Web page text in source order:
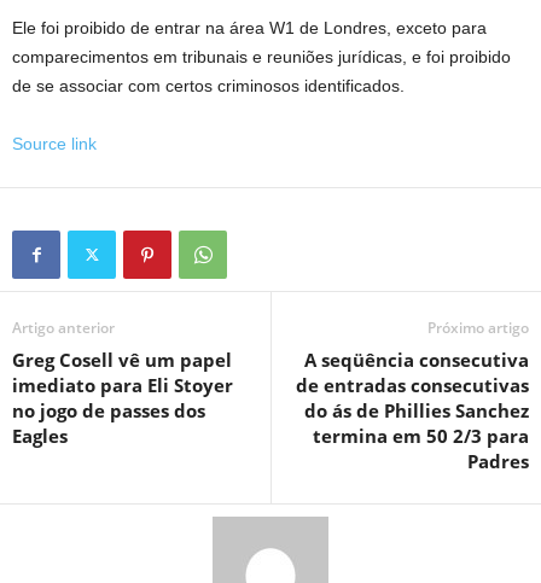
Ele foi proibido de entrar na área W1 de Londres, exceto para
comparecimentos em tribunais e reuniões jurídicas, e foi proibido
de se associar com certos criminosos identificados.
Source link
Artigo anterior
Greg Cosell vê um papel
imediato para Eli Stoyer
no jogo de passes dos
Eagles
Próximo artigo
A seqüência consecutiva
de entradas consecutivas
do ás de Phillies Sanchez
termina em 50 2/3 para
Padres